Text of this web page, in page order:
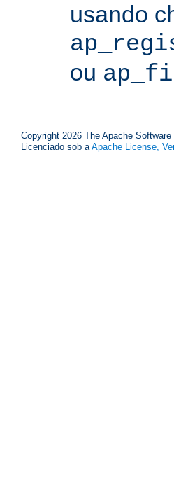
usando
ou
Copyright 2026 The Apache Software
Licenciado sob a Apache License,